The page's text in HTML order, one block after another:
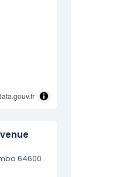
64600